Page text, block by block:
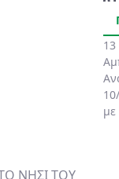
13